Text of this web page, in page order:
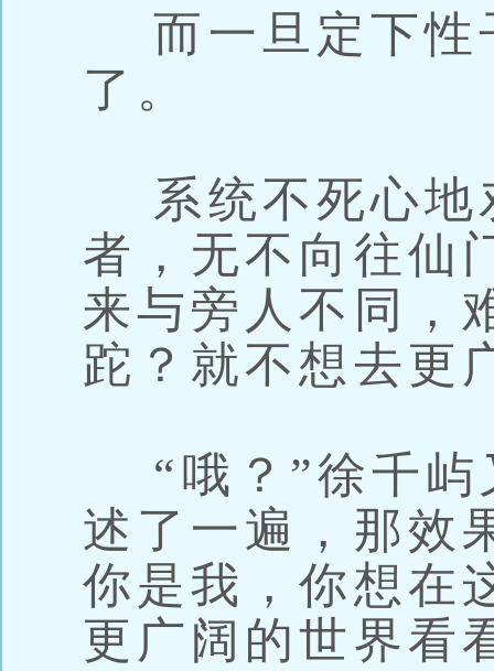
而一旦定下性
了。
系统不死心地
者，无不向往仙
来与旁人不同，
跎？就不想去更
“哦？”徐千屿
述了一遍，那效
你是我，你想在
更广阔的世界看